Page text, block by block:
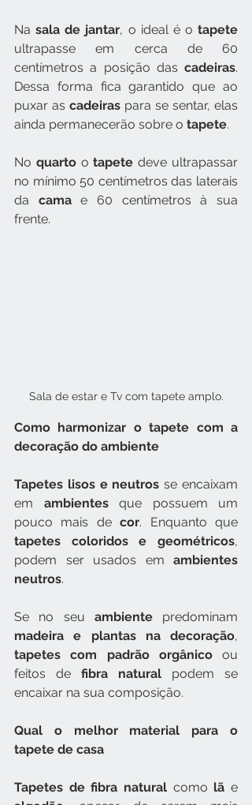
Na sala de jantar, o ideal é o
ultrapasse em cerca de 60
centímetros a posição das cadeiras.
Dessa forma fica garantido que ao
puxar as cadeiras para se sentar, elas
ainda permanecerão sobre o tapete.
No quarto o tapete deve ultrapassar
no mínimo 50 centímetros das laterais
da cama e 60 centímetros à sua
frente.
Sala de estar e Tv com tapete amplo.
Como harmonizar o tapete com a
decoração do ambiente
Tapetes lisos e neutros se encaixam
em ambientes que possuem um
pouco mais de cor
tapetes coloridos e geométricos,
podem ser usados em ambientes
neutros.
Se no seu ambiente
madeira e plantas na decoração
tapetes com padrão orgânico ou
feitos de fibra natural podem se
encaixar na sua composição.
Qual o melhor material para o
tapete de casa
Tapetes de fibra natural como lã